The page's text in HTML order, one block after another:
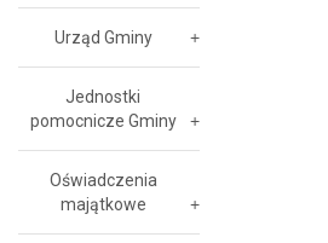
Urząd Gminy
Jednostki
pomocnicze Gminy
Oświadczenia
majątkowe